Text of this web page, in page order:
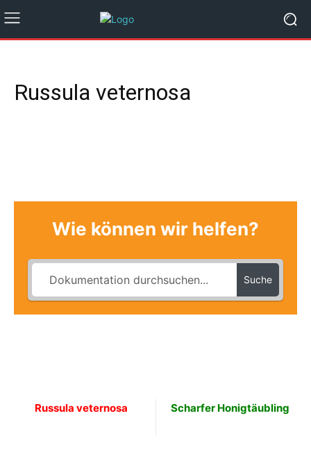
Russula veternosa
Wie können wir helfen?
Suche
Russula veternosa Scharfer Honigtäubling